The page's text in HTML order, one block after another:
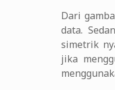
Dari
data.
simetrik
jika